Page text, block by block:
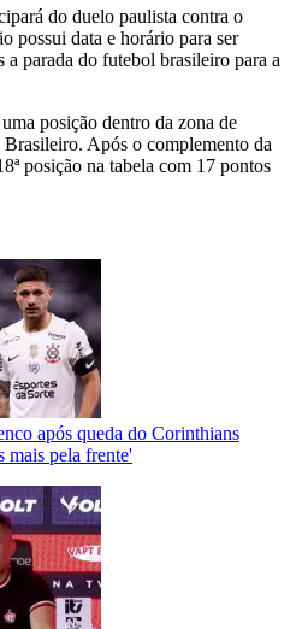
do duelo paulista contra o
possui data e horário para ser
a parada do futebol brasileiro para a
posição dentro da zona de
Após o complemento da
posição na tabela com 17 pontos
após queda do Corinthians
mais pela frente'